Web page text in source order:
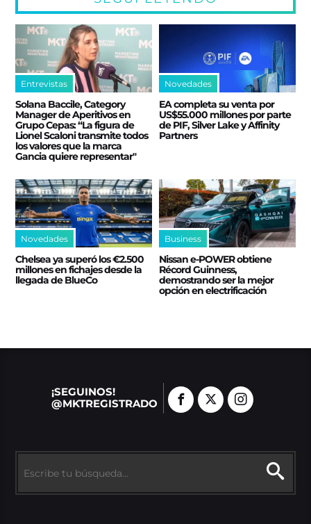
Entrevistas
Solana Baccile, Category
Manager de Aperitivos en
Grupo Cepas: “La figura de
Lionel Scaloni transmite todos
los valores que la marca
Gancia quiere representar"
Novedades
EA completa su venta por
US$55.000 millones por parte
de PIF, Silver Lake y Affinity
Partners
Novedades
Chelsea ya superó los €2.500
millones en fichajes desde la
llegada de BlueCo
Business
Nissan e‑POWER obtiene
Récord Guinness,
demostrando ser la mejor
opción en electrificación
¡SEGUINOS!
@MKTREGISTRADO